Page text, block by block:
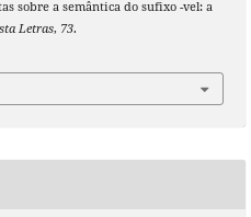
sobre a semântica do sufixo -vel: a
Letras, 73.